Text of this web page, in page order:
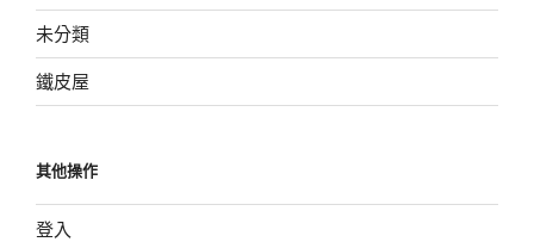
未分類
鐵皮屋
其他操作
登入